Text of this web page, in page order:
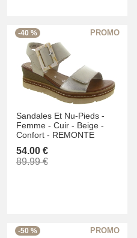
-40 %
Sandales Et Nu-Pieds -
Femme - Cuir - Beige -
Confort - REMONTE
54.00 €
89.99 €
-50 %